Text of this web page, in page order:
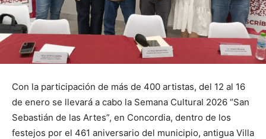
Con la participación de más de 400 artistas, del 12 al 16
de enero se llevará a cabo la Semana Cultural 2026 “San
Sebastián de las Artes”, en Concordia, dentro de los
festejos por el 461 aniversario del municipio, antigua Villa